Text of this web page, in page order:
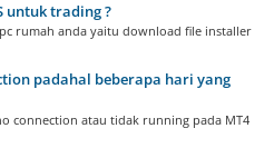
untuk trading ?
rumah anda yaitu download file installer
padahal beberapa hari yang
connection atau tidak running pada MT4